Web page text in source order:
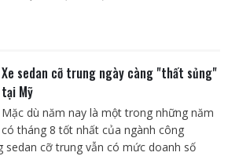
Xe sedan cỡ trung ngày càng "thất sủng"
tại Mỹ
Mặc dù năm nay là một trong những năm
có tháng 8 tốt nhất của ngành công
sedan cỡ trung vẫn có mức doanh số